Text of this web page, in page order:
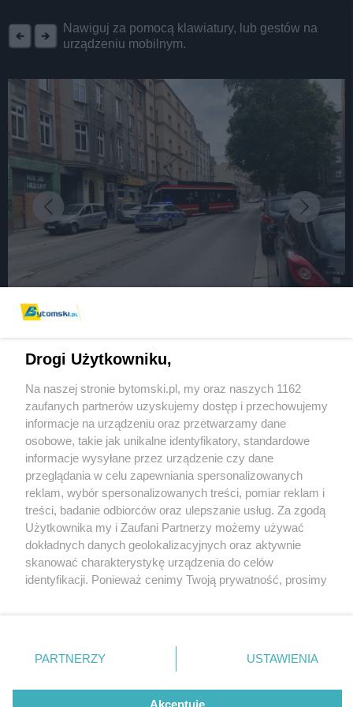
Nawiguj za pomocą klawiatury, lub gestów na
urządzeniu mobilnym.
Ulica Piekarska nieprzejezdna. Wykoleił się
5 / 11
Tramwaj się wykoleił i
uderzył w taksówkę
Prawdopodobnie utrudnienia potrwają do godz. 15.02
Wydawca mediów lokalnych
Nie zapomnij
zapoznać się z:
polityką prywatności regulamin korzystania z portali
Twojemiasto
Piekary Śląskie
Chorzów
Tarnowskie Góry
Gliwice
Skontakuj sięz nami
Kontakt
Wydawca
Pogoda
Drogi Użytkowniku,
Na naszej stronie bytomski.pl, my oraz naszych 1162
zaufanych partnerów uzyskujemy dostęp i przechowujemy
informacje na urządzeniu oraz przetwarzamy dane
osobowe, takie jak unikalne identyfikatory, standardowe
informacje wysyłane przez urządzenie czy dane
przeglądania w celu zapewniania spersonalizowanych
reklam, wybór spersonalizowanych treści, pomiar reklam i
treści, badanie odbiorców oraz ulepszanie usług. Za zgodą
Użytkownika my i Zaufani Partnerzy możemy używać
dokładnych danych geolokalizacyjnych oraz aktywnie
skanować charakterystykę urządzenia do celów
identyfikacji. Ponieważ cenimy Twoją prywatność, prosimy
prywatności znajdujący się w lewym dolnym rogu strony
. Niektóre rodzaje przetwarzania danych nie wymagają
zgody użytkownika, ale masz prawo sprzeciwić się
takiemu przetwarzaniu. Preferencje będą miały
PARTNERZY USTAWIENIA
Akceptuję